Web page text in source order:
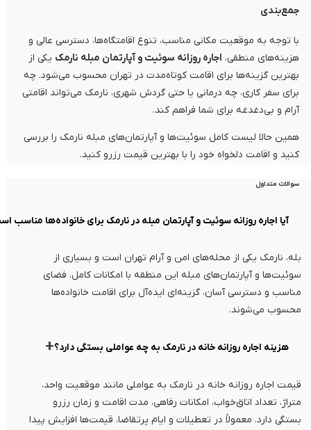
جمع‌بندی
با توجه به موقعیت مکانی مناسب، تنوع اقامتگاه‌ها، دسترسی عالی و
هزینه‌های منطقی، اجاره روزانه سوئیت و آپارتمان مبله نارمک یکی از
بهترین گزینه‌ها برای اقامت کوتاه‌مدت در تهران محسوب می‌شود. چه
برای سفر کاری، چه درمانی یا حتی گردش شهری، نارمک می‌تواند اقامتی
آرام و بی‌دغدغه برای شما فراهم کند.
همین حالا لیست کامل سوئیت‌ها و آپارتمان‌های مبله نارمک را بررسی
کنید و اقامت دلخواه خود را با بهترین قیمت رزرو کنید.
سوالات متداول
آیا اجاره روزانه سوئیت و آپارتمان مبله در نارمک برای خانواده‌ها مناسب
بله، نارمک یکی از محله‌های امن و آرام تهران است و بسیاری از
سوئیت‌ها و آپارتمان‌های مبله این منطقه با امکانات کامل، فضای
مناسب و دسترسی آسان، گزینه‌ای ایده‌آل برای اقامت خانواده‌ها
محسوب می‌شوند.
هزینه اجاره روزانه خانه در نارمک به چه عواملی بستگی دارد؟+
قیمت اجاره روزانه خانه در نارمک به عواملی مانند موقعیت واحد،
متراژ، تعداد اتاق‌خواب، امکانات رفاهی، مدت اقامت و زمان رزرو
بستگی دارد. معمولاً در تعطیلات و ایام پرتقاضا، قیمت‌ها افزایش پیدا